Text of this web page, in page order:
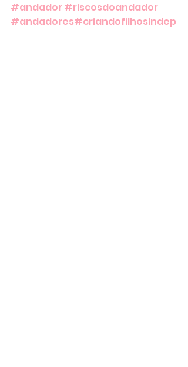
#andador#riscosdoandador
#andadores#criandofilhosindep